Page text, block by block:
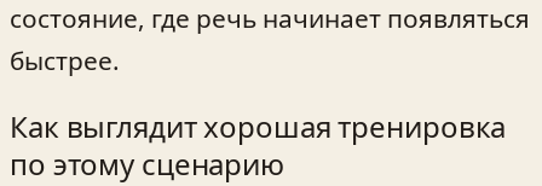
состояние, где речь начинает появляться
быстрее.
Как выглядит хорошая тренировка
по этому сценарию